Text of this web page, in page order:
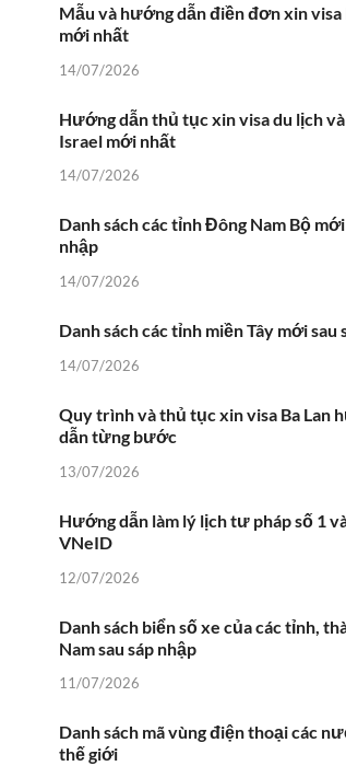
Mẫu và hướng dẫn điền đơn xin visa
mới nhất
14/07/2026
Hướng dẫn thủ tục xin visa du lịch
Israel mới nhất
14/07/2026
Danh sách các tỉnh Đông Nam Bộ mới
nhập
14/07/2026
Danh sách các tỉnh miền Tây mới sau
14/07/2026
Quy trình và thủ tục xin visa Ba Lan
dẫn từng bước
13/07/2026
Hướng dẫn làm lý lịch tư pháp số 1
VNeID
12/07/2026
Danh sách biển số xe của các tỉnh,
Nam sau sáp nhập
11/07/2026
Danh sách mã vùng điện thoại các
thế giới